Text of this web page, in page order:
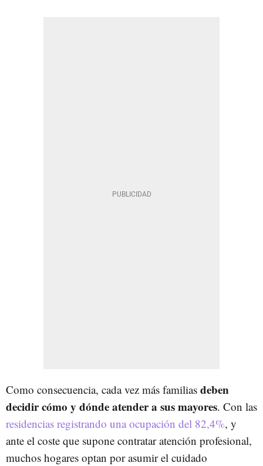
Como consecuencia, cada vez más familias deben
decidir cómo y dónde atender a sus mayores. Con las
residencias registrando una ocupación del 82,4%, y
ante el coste que supone contratar atención profesional,
muchos hogares optan por asumir el cuidado